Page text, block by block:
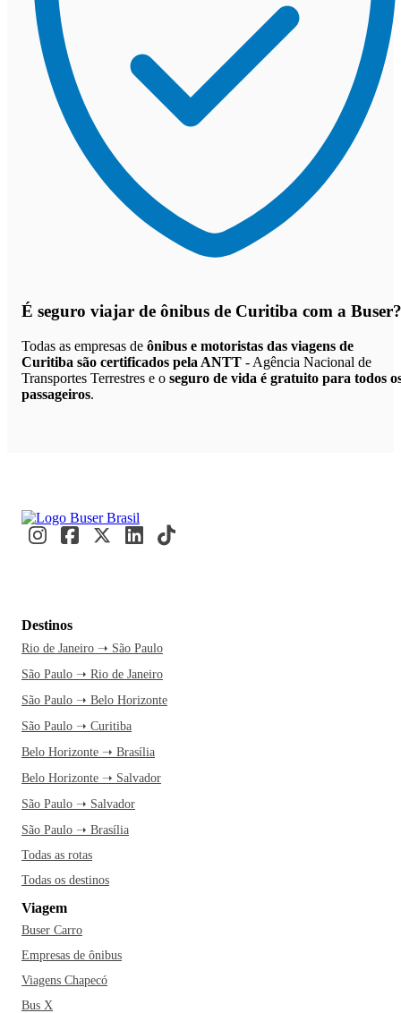
É seguro viajar de ônibus de Curitiba com a Buser?
Todas as empresas de ônibus e motoristas das viagens de
Curitiba são certificados pela ANTT - Agência Nacional de
Transportes Terrestres e o seguro de vida é gratuito para todos
passageiros.
Destinos
Rio de Janeiro ➝ São Paulo
São Paulo ➝ Rio de Janeiro
São Paulo ➝ Belo Horizonte
São Paulo ➝ Curitiba
Belo Horizonte ➝ Brasília
Belo Horizonte ➝ Salvador
São Paulo ➝ Salvador
São Paulo ➝ Brasília
Todas as rotas
Todas os destinos
Viagem
Buser Carro
Empresas de ônibus
Viagens Chapecó
Bus X